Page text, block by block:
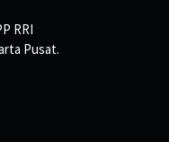
RRI
Pusat.